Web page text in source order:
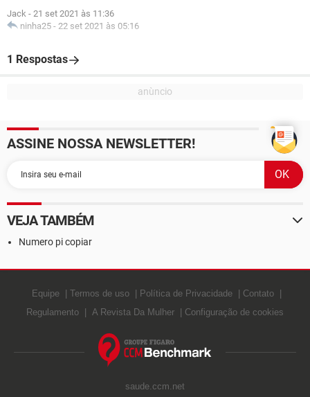
Jack - 21 set 2021 às 11:36
ninha25 - 22 set 2021 às 05:16
1 Respostas
ASSINE NOSSA NEWSLETTER!
VEJA TAMBÉM
Numero pi copiar
Equipe Termos de uso Política de Privacidade
Contato
Regulamento
A Revista Da Mulher Configuração de cookies
saude.ccm.net